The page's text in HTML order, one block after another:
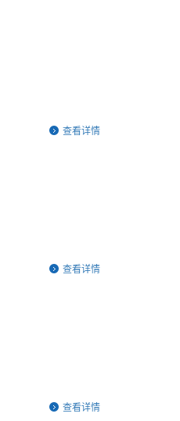
查看详情
查看详情
查看详情